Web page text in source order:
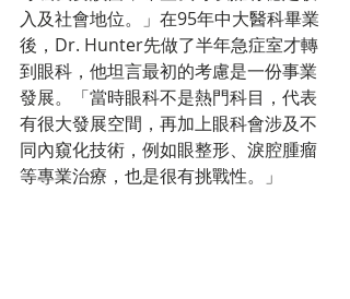
入及社會地位。」在95年中大醫科畢業
後，Dr. Hunter先做了半年急症室才轉
到眼科，他坦言最初的考慮是一份事業
發展。「當時眼科不是熱門科目，代表
有很大發展空間，再加上眼科會涉及不
同內窺化技術，例如眼整形、淚腔腫瘤
等專業治療，也是很有挑戰性。」